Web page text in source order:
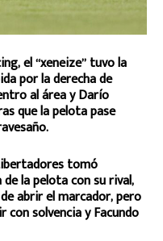
el “xeneize” tuvo la
por la derecha de
al área y Darío
que la pelota pase
tomó
la pelota con su rival,
abrir el marcador, pero
solvencia y Facundo